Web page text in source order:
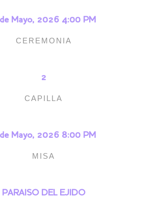
Mayo, 2026 4:00 PM
CEREMONIA
2
CAPILLA
Mayo, 2026 8:00 PM
MISA
PARAISO DEL EJIDO